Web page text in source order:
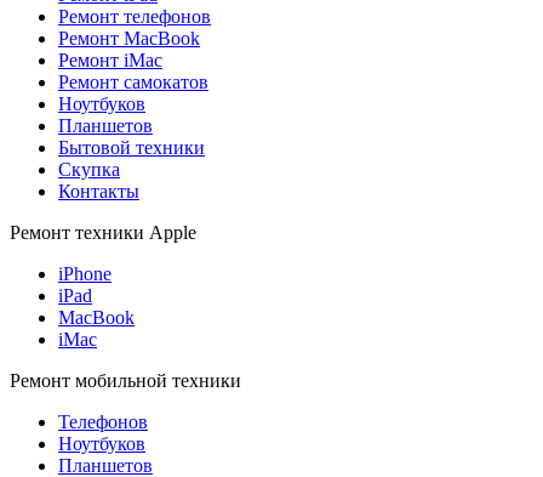
Ремонт телефонов
Ремонт MacBook
Ремонт iMac
Ремонт самокатов
Ноутбуков
Планшетов
Бытовой техники
Скупка
Контакты
Ремонт техники Apple
iPhone
iPad
MacBook
iMac
Ремонт мобильной техники
Телефонов
Ноутбуков
Планшетов